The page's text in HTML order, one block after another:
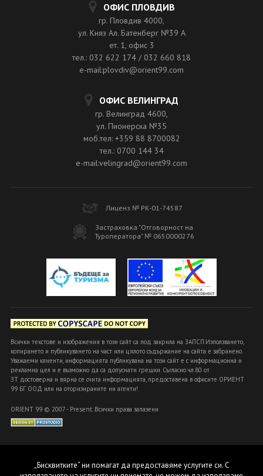
ОФИС ПЛОВДИВ
гр. Пловдив 4000,
ул. Княз Ал. Батенберг №39 A
ет. 1, офис 3
тел.: 032 622 174 / 032 660 818
e-mail:plovdiv@orient99.com
ОФИС ВЕЛИНГРАД
гр. Велинград 4600,
ул. Пионерска №35
моб.тел: +359 88 8700082
тел.: 0700 144 34
e-mail:velingrad@orient99.com
Лиценз № РК-01-74587
Застраховка "Отговорност на
Туроператора" № 0650000276
Всички текстове и изображения в този сайт са под закрила на ЗАПСП.Използването,
копирането и публикуването на част или цялото съдържание на сайта е забранено.
Уважаеми клиенти, информацията публикувана на този сайт е с информационна и
рекламна цел и е възможно да са допуснати грешки. Съгласно чл.80 от
ЗТ достоверна и вярна се счита информацията, предоставена в офисите ОРИЕНТ
99 БГ ООД или на оторизираните ни агенти!
ORIENT 99 © 2007 - Present. Всички права запазени
„Бисквитките“ ни помагат да предоставяме услугите си. С